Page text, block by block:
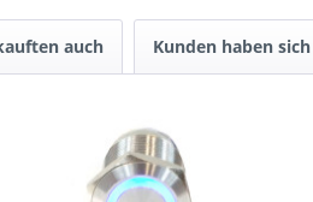
auch Kunden haben